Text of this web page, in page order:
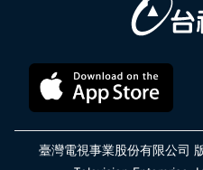
臺灣電視事業股份有限公司